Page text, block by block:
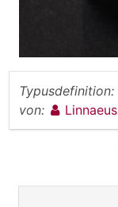
Typusdefinition:
von:
Linnaeus